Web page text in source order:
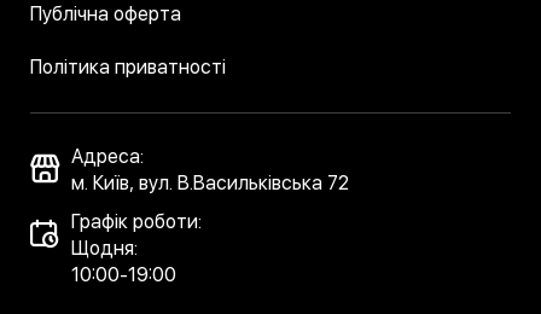
Публічна оферта
Політика приватності
Адреса:
м. Київ, вул. В.Васильківська 72
Графік роботи:
Щодня:
10:00-19:00